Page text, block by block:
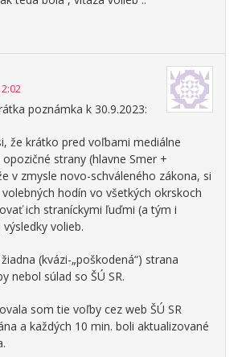
poznámka k 30.9.2023:
že krátko pred voľbami mediálne
strany (hlavne Smer +
v zmysle novo-schváleného zákona, si
hodín vo všetkých okrskoch
ich straníckymi ľuďmi (a tým i
volieb.
(kvázi-„poškodená“) strana
nebol súlad so ŠÚ SR.
som tie voľby cez web ŠÚ SR
a každých 10 min. boli aktualizované